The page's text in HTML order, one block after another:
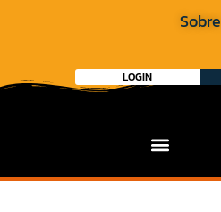
Sobre
LOGIN